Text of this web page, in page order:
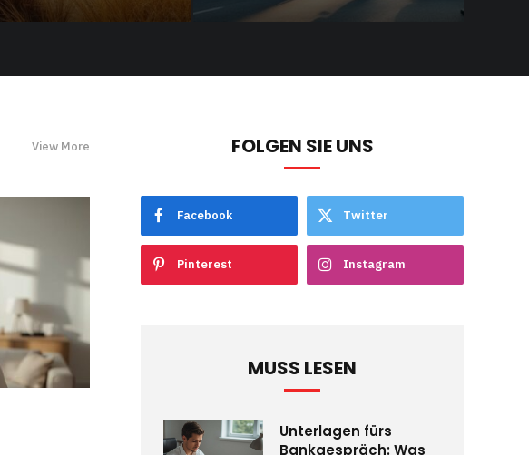
View More FOLGEN SIE UNS
Facebook Twitter
Pinterest Instagram
MUSS LESEN
Unterlagen fürs
Bankgespräch: Was